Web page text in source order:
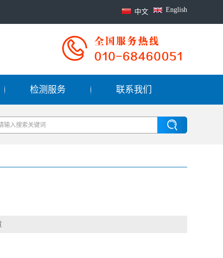
English
中文
检测服务 联系我们